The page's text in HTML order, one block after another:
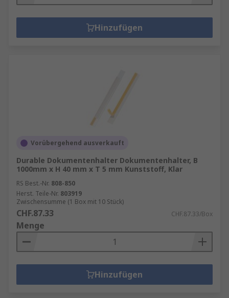
Hinzufügen
Vorübergehend ausverkauft
Durable Dokumentenhalter Dokumentenhalter, B
1000mm x H 40 mm x T 5 mm Kunststoff, Klar
RS Best.-Nr. 808-850
Herst. Teile-Nr. 803919
Zwischensumme (1 Box mit 10 Stück)
CHF.87.33 CHF.87.33/Box
Menge
Hinzufügen